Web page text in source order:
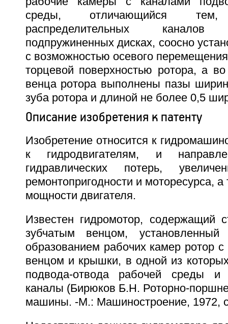
среды, отличающийся
распределительных
подпружиненных дисках, соосно
с возможностью осевого
торцевой поверхностью ротора, а во
венца ротора выполнены пазы
зуба ротора и длиной не более 0,5
Описание изобретения к патенту
Изобретение относится к
к гидродвигателям, и
гидравлических потерь,
ремонтопригодности и моторесурса,
мощности двигателя.
Известен гидромотор, содержащий
зубчатым венцом,
образованием рабочих камер ротор
венцом и крышки, в одной из
подвода-отвода рабочей среды и
каналы (Бирюков Б.Н. Роторно-
машины. -М.: Машиностроение, 1972,